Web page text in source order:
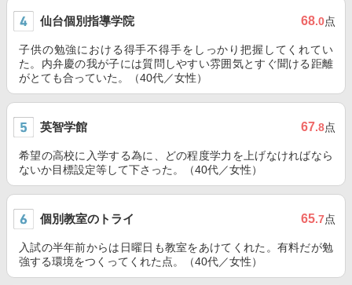
仙台個別指導学院 68.0点
子供の勉強における得手不得手をしっかり把握してくれてい
た。内弁慶の我が子には質問しやすい雰囲気とすぐ聞ける距離
がとても合っていた。（40代／女性）
英智学館 67.8点
希望の高校に入学する為に、どの程度学力を上げなければなら
ないか目標設定等して下さった。（40代／女性）
個別教室のトライ 65.7点
入試の半年前からは日曜日も教室をあけてくれた。有料だが勉
強する環境をつくってくれた点。（40代／女性）